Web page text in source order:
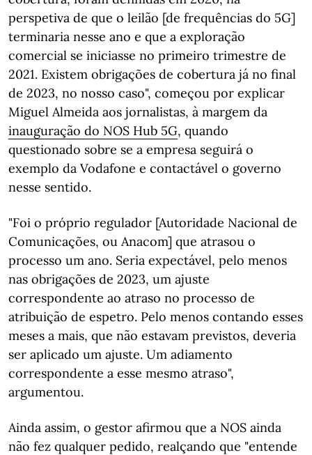
perspetiva de que o leilão [de frequências do 5G]
terminaria nesse ano e que a exploração
comercial se iniciasse no primeiro trimestre de
2021. Existem obrigações de cobertura já no final
de 2023, no nosso caso", começou por explicar
Miguel Almeida aos jornalistas, à margem da
inauguração do NOS Hub 5G, quando
questionado sobre se a empresa seguirá o
exemplo da Vodafone e contactável o governo
nesse sentido.
"Foi o próprio regulador [Autoridade Nacional de
Comunicações, ou Anacom] que atrasou o
processo um ano. Seria expectável, pelo menos
nas obrigações de 2023, um ajuste
correspondente ao atraso no processo de
atribuição de espetro. Pelo menos contando esses
meses a mais, que não estavam previstos, deveria
ser aplicado um ajuste. Um adiamento
correspondente a esse mesmo atraso",
argumentou.
Ainda assim, o gestor afirmou que a NOS ainda
não fez qualquer pedido, realçando que "entende